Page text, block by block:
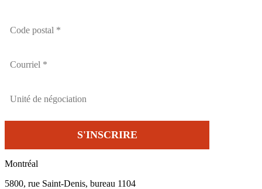
Montréal
5800, rue Saint-Denis, bureau 1104